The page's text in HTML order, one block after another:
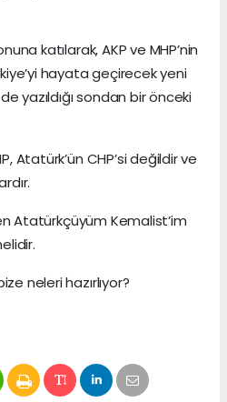
katılarak, AKP ve MHP’nin
hayata geçirecek yeni
yazıldığı sondan bir önceki
Atatürk’ün CHP’si değildir ve
Atatürkçüyüm Kemalist’im
neleri hazırlıyor?